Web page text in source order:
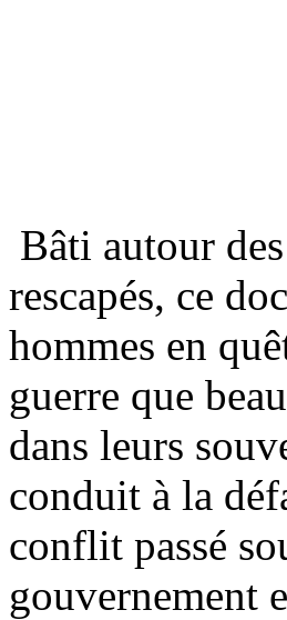
Bâti autour
rescapés, ce
hommes en
guerre que
dans leurs
conduit à la
conflit passé
gouvernement